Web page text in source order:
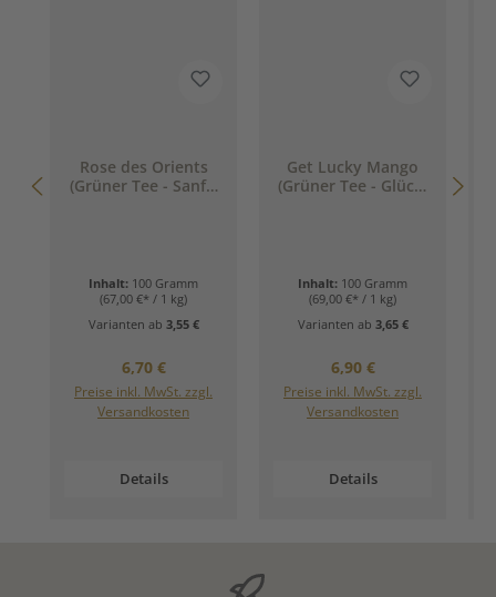
Rose des Orients
(Grüner Tee - Sanft.
Inhalt: 100 Gramm
(67,00 €* / 1 kg)
Varianten ab 3,55 €
Regulärer Preis:
6,70 €
Preise inkl. MwSt. zzgl.
Versandkosten
Details
Get Lucky Mango
(Grüner Tee - Glück.
Inhalt: 100 Gramm
(69,00 €* / 1 kg)
Varianten ab 3,65 €
Regulärer Preis:
6,90 €
Preise inkl. MwSt. zzgl.
Versandkosten
Details